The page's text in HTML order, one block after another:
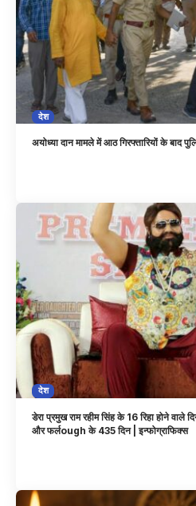
देश
अयोध्या दान मामले में आठ गिरफ्तारियों के बाद
देश
डेरा प्रमुख राम रहीम सिंह के 16 रिहा होने
और फर्लough के 435 दिन | इन्फोग्राफिक्स